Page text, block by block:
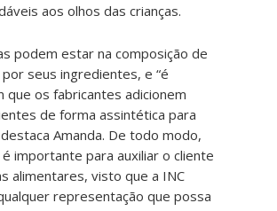
aos olhos das crianças.
podem estar na composição de
seus ingredientes, e “é
que os fabricantes adicionem
de forma assintética para
Amanda. De todo modo,
importante para auxiliar o cliente
alimentares, visto que a INC
representação que possa